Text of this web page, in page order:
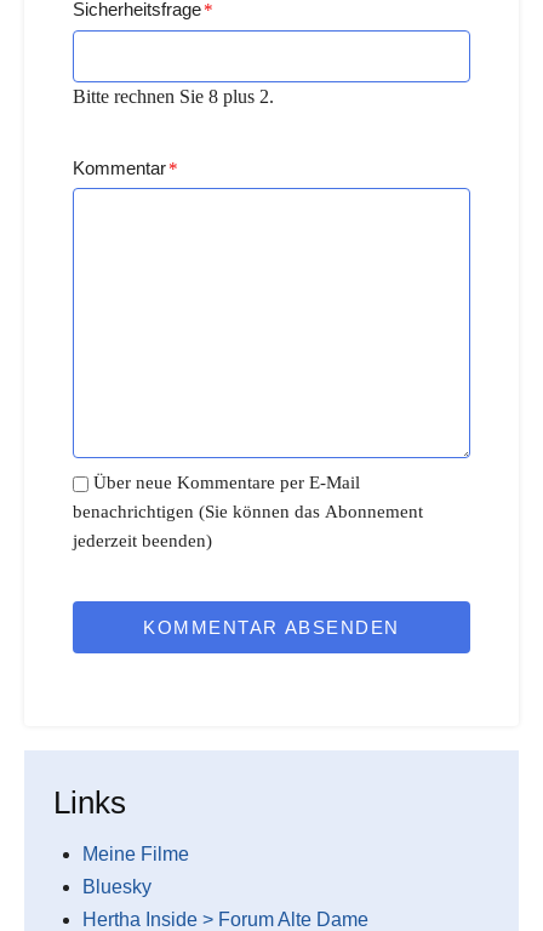
Sicherheitsfrage*
Bitte rechnen Sie 8 plus 2.
Kommentar*
Über neue Kommentare per E-Mail
benachrichtigen (Sie können das Abonnement
jederzeit beenden)
KOMMENTAR ABSENDEN
Links
Meine Filme
Bluesky
Hertha Inside > Forum Alte Dame